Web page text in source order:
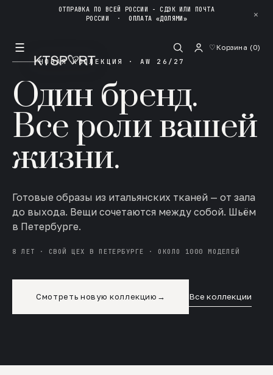
ОТПРАВКА ПО ВСЕЙ РОССИИ - СДЭК ИЛИ ПОЧТА
РОССИИ ·ОПЛАТА «ДОЛЯМИ» ✕
☰ ♡Корзина (0)
НОВАЯ КОЛЛЕКЦИЯ · AW 26/27
Один бренд.
Все роли вашей
жизни.
Готовые образы из итальянских тканей — от зала
до выхода. Вещи сочетаются между собой. Шьём
в Петербурге.
8 ЛЕТ · СВОЙ ЦЕХ В ПЕТЕРБУРГЕ · ОКОЛО 1000 МОДЕЛЕЙ
Смотреть новую коллекцию → Все коллекции